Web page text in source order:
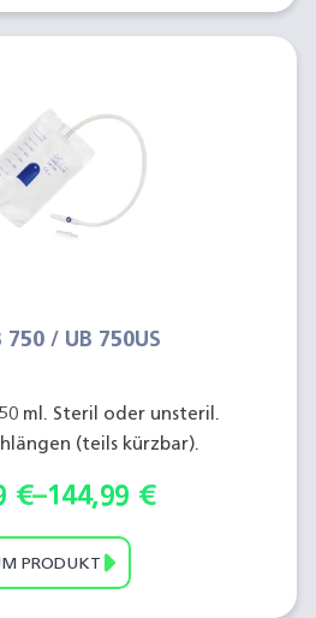
/ UB 750US
ml. Steril oder unsteril.
(teils kürzbar).
€–144,99 €
PRODUKT